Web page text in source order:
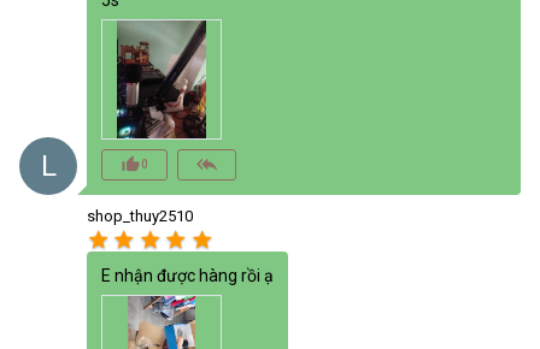
L thumb_up_alt0 reply_all
shop_thuy2510
star star star star star
E nhận được hàng rồi ạ